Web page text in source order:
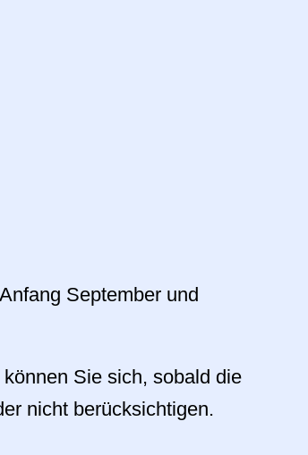
September und
Sie sich, sobald die
nicht berücksichtigen.